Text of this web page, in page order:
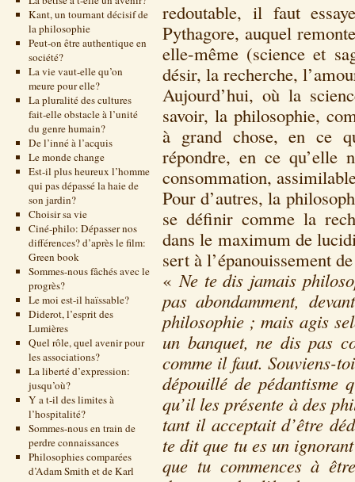
Kant, un tournant décisif de
la philosophie
Peut-on être authentique en
société?
La vie vaut-elle qu’on
meure pour elle?
La pluralité des cultures
fait-elle obstacle à l’unité
du genre humain?
De l’inné à l’acquis
Le monde change
Est-il plus heureux l’homme
qui pas dépassé la haie de
son jardin?
Choisir sa vie
Ciné-philo: Dépasser nos
différences? d’après le film:
Green book
Sommes-nous fâchés avec le
progrès?
Le moi est-il haïssable?
Diderot, l’esprit des
Lumières
Quel rôle, quel avenir pour
les associations?
La liberté d’expression:
jusqu’où?
Y a t-il des limites à
l’hospitalité?
Sommes-nous en train de
perdre connaissances
Philosophies comparées
d’Adam Smith et de Karl
redoutable, il faut
Pythagore, auquel
elle-même (science et
désir, la recherche,
Aujourd’hui, où la
savoir, la philosophie,
à grand chose, en ce
répondre, en ce qu’elle
consommation,
Pour d’autres, la
se définir comme la
dans le maximum de
sert à l’épanouissement
«Ne te dis jamais
pas abondamment,
philosophie ; mais agis
un banquet, ne dis pas
comme il faut. Souviens-
dépouillé de pédantisme
qu’il les présente à des
tant il acceptait d’être
te dit que tu es un
que tu commences à